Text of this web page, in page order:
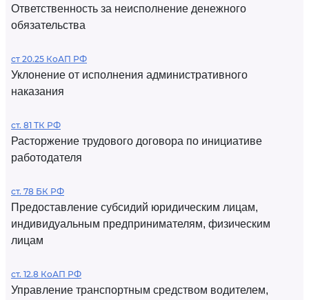
Ответственность за неисполнение денежного
обязательства
ст 20.25 КоАП РФ
Уклонение от исполнения административного
наказания
ст. 81 ТК РФ
Расторжение трудового договора по инициативе
работодателя
ст. 78 БК РФ
Предоставление субсидий юридическим лицам,
индивидуальным предпринимателям, физическим
лицам
ст. 12.8 КоАП РФ
Управление транспортным средством водителем,